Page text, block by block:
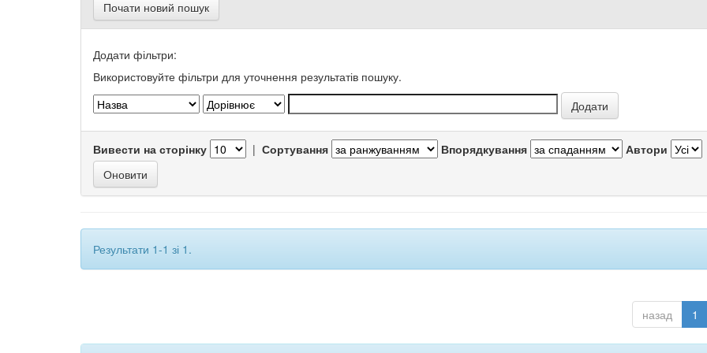
Почати новий пошук
Додати фільтри:
Використовуйте фільтри для уточнення результатів пошуку.
Вивести на сторінку | Сортування Впорядкування Автори
Результати 1-1 зі 1.
назад 1